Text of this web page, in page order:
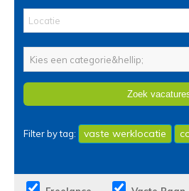
Kies een categorie&hellip;
Filter by tag: vaste werklocatie